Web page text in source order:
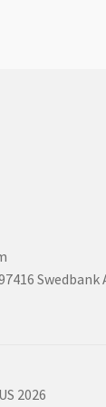
Swedbank
2026